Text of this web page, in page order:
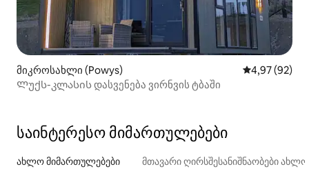
მიკროსახლი (Powys) საშუალო
4,97 (92)
Ლუქს-კლასის დასვენება ვირნვის ტბაში
საინტერესო მიმართულებები
ახლო მიმართულებები მთავარი ღირსშესანიშნაობები